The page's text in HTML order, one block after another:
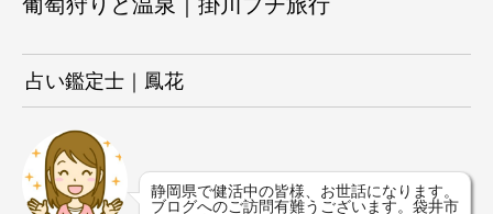
占い鑑定士｜鳳花
静岡県で健活中の皆様、お世話になります。
ブログへのご訪問有難うございます。袋井市